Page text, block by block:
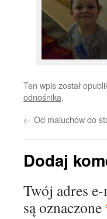
Ten wpis został
odnośnika.
← Od maluchów do
Dodaj
Twój adres
są oznaczone